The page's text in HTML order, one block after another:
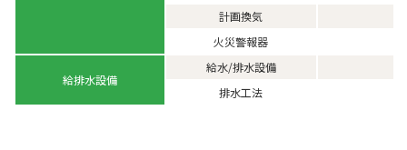
計画換気
火災警報器
給排水設備
給水/排水設備
排水工法